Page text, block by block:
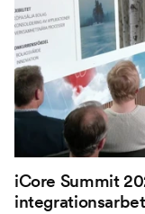
iCore Summit